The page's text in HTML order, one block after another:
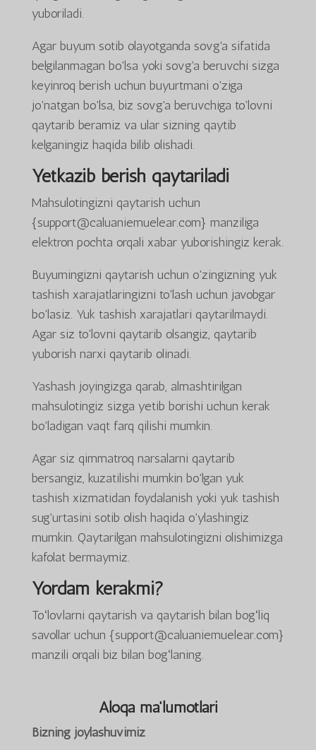
yuboriladi.
Agar buyum sotib olayotganda sovg'a sifatida
belgilanmagan bo'lsa yoki sovg'a beruvchi sizga
keyinroq berish uchun buyurtmani o'ziga
jo'natgan bo'lsa, biz sovg'a beruvchiga to'lovni
qaytarib beramiz va ular sizning qaytib
kelganingiz haqida bilib olishadi.
Yetkazib berish qaytariladi
Mahsulotingizni qaytarish uchun
{support@caluaniemuelear.com} manziliga
elektron pochta orqali xabar yuborishingiz kerak.
Buyumingizni qaytarish uchun o'zingizning yuk
tashish xarajatlaringizni to'lash uchun javobgar
bo'lasiz. Yuk tashish xarajatlari qaytarilmaydi.
Agar siz to'lovni qaytarib olsangiz, qaytarib
yuborish narxi qaytarib olinadi.
Yashash joyingizga qarab, almashtirilgan
mahsulotingiz sizga yetib borishi uchun kerak
bo'ladigan vaqt farq qilishi mumkin.
Agar siz qimmatroq narsalarni qaytarib
bersangiz, kuzatilishi mumkin bo'lgan yuk
tashish xizmatidan foydalanish yoki yuk tashish
sug'urtasini sotib olish haqida o'ylashingiz
mumkin. Qaytarilgan mahsulotingizni olishimizga
kafolat bermaymiz.
Yordam kerakmi?
Toʻlovlarni qaytarish va qaytarish bilan bogʻliq
savollar uchun {support@caluaniemuelear.com}
manzili orqali biz bilan bogʻlaning.
Aloqa ma'lumotlari
Bizning joylashuvimiz